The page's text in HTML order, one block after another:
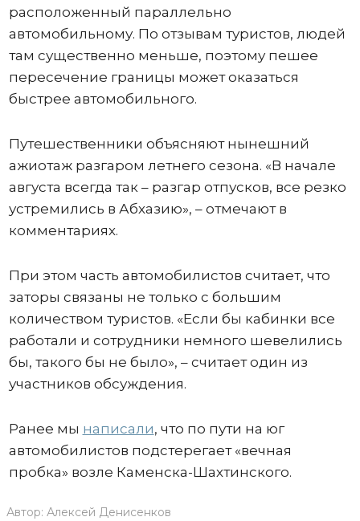
расположенный параллельно
автомобильному. По отзывам туристов, людей
там существенно меньше, поэтому пешее
пересечение границы может оказаться
быстрее автомобильного.
Путешественники объясняют нынешний
ажиотаж разгаром летнего сезона. «В начале
августа всегда так – разгар отпусков, все резко
устремились в Абхазию», – отмечают в
комментариях.
При этом часть автомобилистов считает, что
заторы связаны не только с большим
количеством туристов. «Если бы кабинки все
работали и сотрудники немного шевелились
бы, такого бы не было», – считает один из
участников обсуждения.
Ранее мы написали, что по пути на юг
автомобилистов подстерегает «вечная
пробка» возле Каменска-Шахтинского.
Автор: Алексей Денисенков